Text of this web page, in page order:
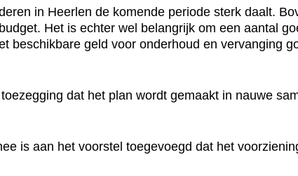
in Heerlen de komende periode sterk daalt.
Het is echter wel belangrijk om een aantal
beschikbare geld voor onderhoud en vervanging
dat het plan wordt gemaakt in nauwe
is aan het voorstel toegevoegd dat het